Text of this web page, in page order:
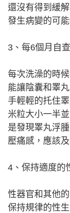
還沒有得到緩
發生病變的可能
3、每6個月自
每次洗澡的時
能讓陰囊和睪
手輕輕的托住
米粒大小一半
是發現睪丸浮
壓痛感，應該
4、保持適度的
性器官和其他
保持規律的性